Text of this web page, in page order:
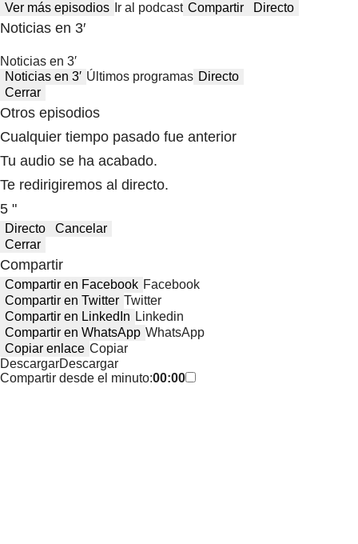
Ver más episodios Ir al podcast Compartir Directo
Noticias en 3′
Noticias en 3′
Noticias en 3′ Últimos programas Directo
Cerrar
Otros episodios
Cualquier tiempo pasado fue anterior
Tu audio se ha acabado.
Te redirigiremos al directo.
5 "
Directo
Cancelar
Cerrar
Compartir
Compartir en Facebook Facebook
Compartir en Twitter Twitter
Compartir en LinkedIn Linkedin
Compartir en WhatsApp WhatsApp
Copiar enlace Copiar
DescargarDescargar
Compartir desde el minuto:00:00